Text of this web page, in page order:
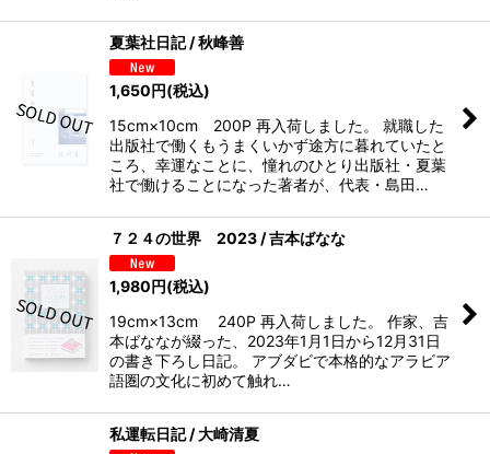
夏葉社日記 / 秋峰善
1,650円(税込)
15cm×10cm 200P 再入荷しました。 就職した
出版社で働くもうまくいかず途方に暮れていたと
ころ、幸運なことに、憧れのひとり出版社・夏葉
社で働けることになった著者が、代表・島田…
７２４の世界 2023 / 吉本ばなな
1,980円(税込)
19cm×13cm 240P 再入荷しました。 作家、吉
本ばななが綴った、2023年1月1日から12月31日
の書き下ろし日記。 アブダビで本格的なアラビア
語圏の文化に初めて触れ…
私運転日記 / 大崎清夏